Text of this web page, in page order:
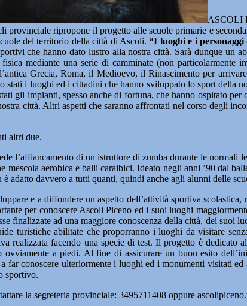
ASCOLI
provinciale ripropone il progetto alle scuole primarie e
del territorio della città di Ascoli.“I luoghi e i
che hanno dato lustro alla nostra città. Sarà dunque
mediante una serie di camminate (non
Grecia, Roma, il Medioevo, il Rinascimento per
stati i luoghi ed i cittadini che hanno sviluppato lo sport della
gli impianti, spesso anche di fortuna, che hanno ospitato
città. Altri aspetti che saranno affrontati nel corso degli
altri due.
l’affiancamento di un istruttore di zumba durante le
mescola aerobica e balli caraibici. Ideato negli anni ’90 dal
adatto davvero a tutti quanti, quindi anche agli alunni delle
e a diffondere un aspetto dell’attività sportiva
per conoscere Ascoli Piceno ed i suoi luoghi
finalizzate ad una maggiore conoscenza della città, dei suoi
turistiche abilitate che proporranno i luoghi da visitare
realizzata facendo una specie di test. Il progetto è
ovviamente a piedi. Al fine di assicurare un buon esito
far conoscere ulteriormente i luoghi ed i monumenti visitati
sportivo.
la segreteria provinciale: 3495711408 oppure